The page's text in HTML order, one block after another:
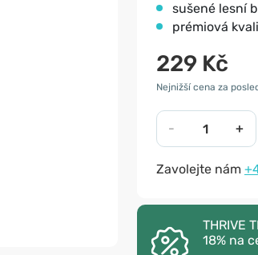
sušené lesní
prémiová
229 Kč
Nejnižší cena za
- +
Zavolejte nám
THRIVE
18% na